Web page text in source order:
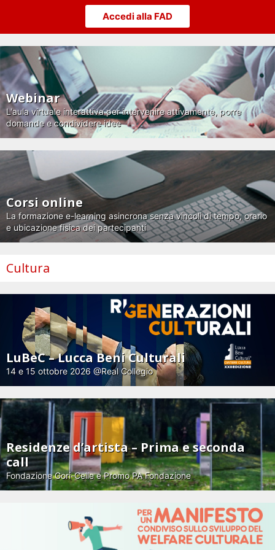
Accedi alla FAD
Webinar
L'aula virtuale interattiva per intervenire attivamente, porre
domande e condividere idee
Corsi online
La formazione e-learning asincrona senza vincoli di tempo, orario
e ubicazione fisica dei partecipanti
Cultura
LuBeC – Lucca Beni Culturali
14 e 15 ottobre 2026 @Real Collegio
Residenze d’artista – Prima e seconda
call
Fondazione Gori-Celle e Promo PA Fondazione